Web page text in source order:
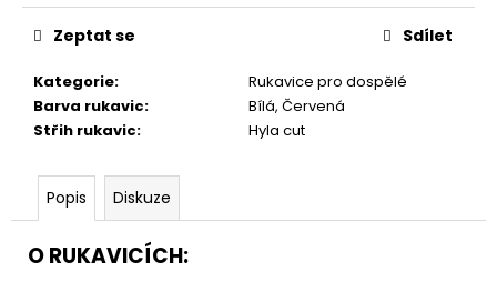
Kategorie:
Rukavice pro dospělé
Barva rukavic:
Bílá, Červená
Střih rukavic: Hyla cut
Zeptat se Sdílet
Popis Diskuze
O RUKAVICÍCH: